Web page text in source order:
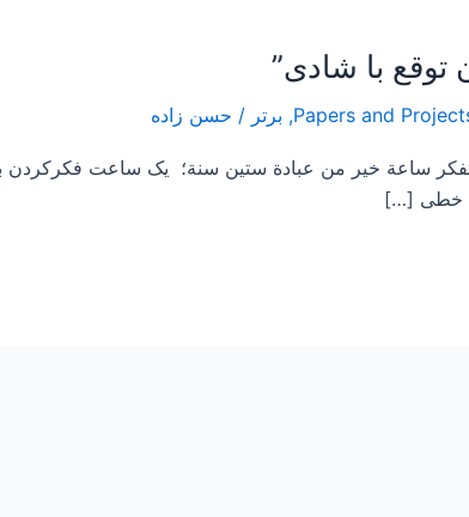
, برتر / حسن زاده
من عبادة ستين سنة؛ یک ساعت فکرکردن
خطی […]